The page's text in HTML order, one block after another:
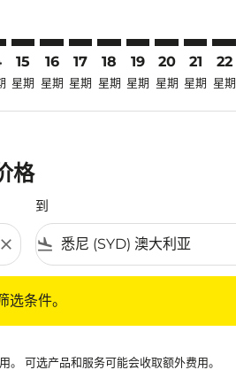
15
星期
16
星期
17
星期
18
星期
19
星期
20
星期
21
星期
22
星期
格
close
到
flight_land
条件。
可选产品和服务可能会收取额外费用。